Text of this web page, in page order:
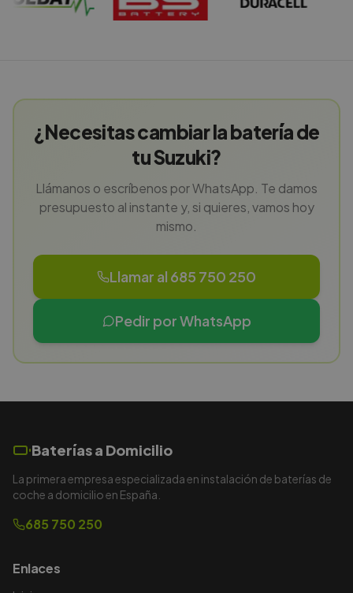
¿Necesitas cambiar la batería de
tu Suzuki?
Llámanos o escríbenos por WhatsApp. Te damos
presupuesto al instante y, si quieres, vamos hoy
mismo.
Llamar al 685 750 250
Pedir por WhatsApp
Baterías a Domicilio
La primera empresa especializada en instalación de baterías de
coche a domicilio en España.
685 750 250
Enlaces